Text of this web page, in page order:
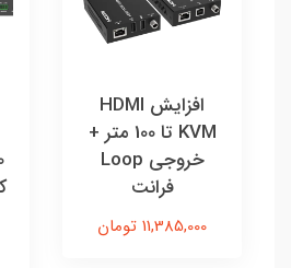
افزايش HDMI
KVM تا 100 متر +
خروجي Loop
فرانت
11,385,000 تومان